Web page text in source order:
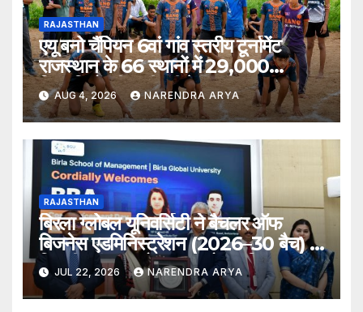
RAJASTHAN
एयू बनो चैंपियन 6वां गांव स्तरीय टूर्नामेंट
राजस्थान के 66 स्थानों में 29,000
खिलाड़ियों की भागीदारी के साथ संपन्न हुआ
AUG 4, 2026 NARENDRA ARYA
RAJASTHAN
बिरला ग्लोबल यूनिवर्सिटी ने बैचलर ऑफ
बिजनेस एडमिनिस्ट्रेशन (2026–30 बैच) के
लिए दीक्षारंभ समारोह का आयोजन किया
JUL 22, 2026 NARENDRA ARYA